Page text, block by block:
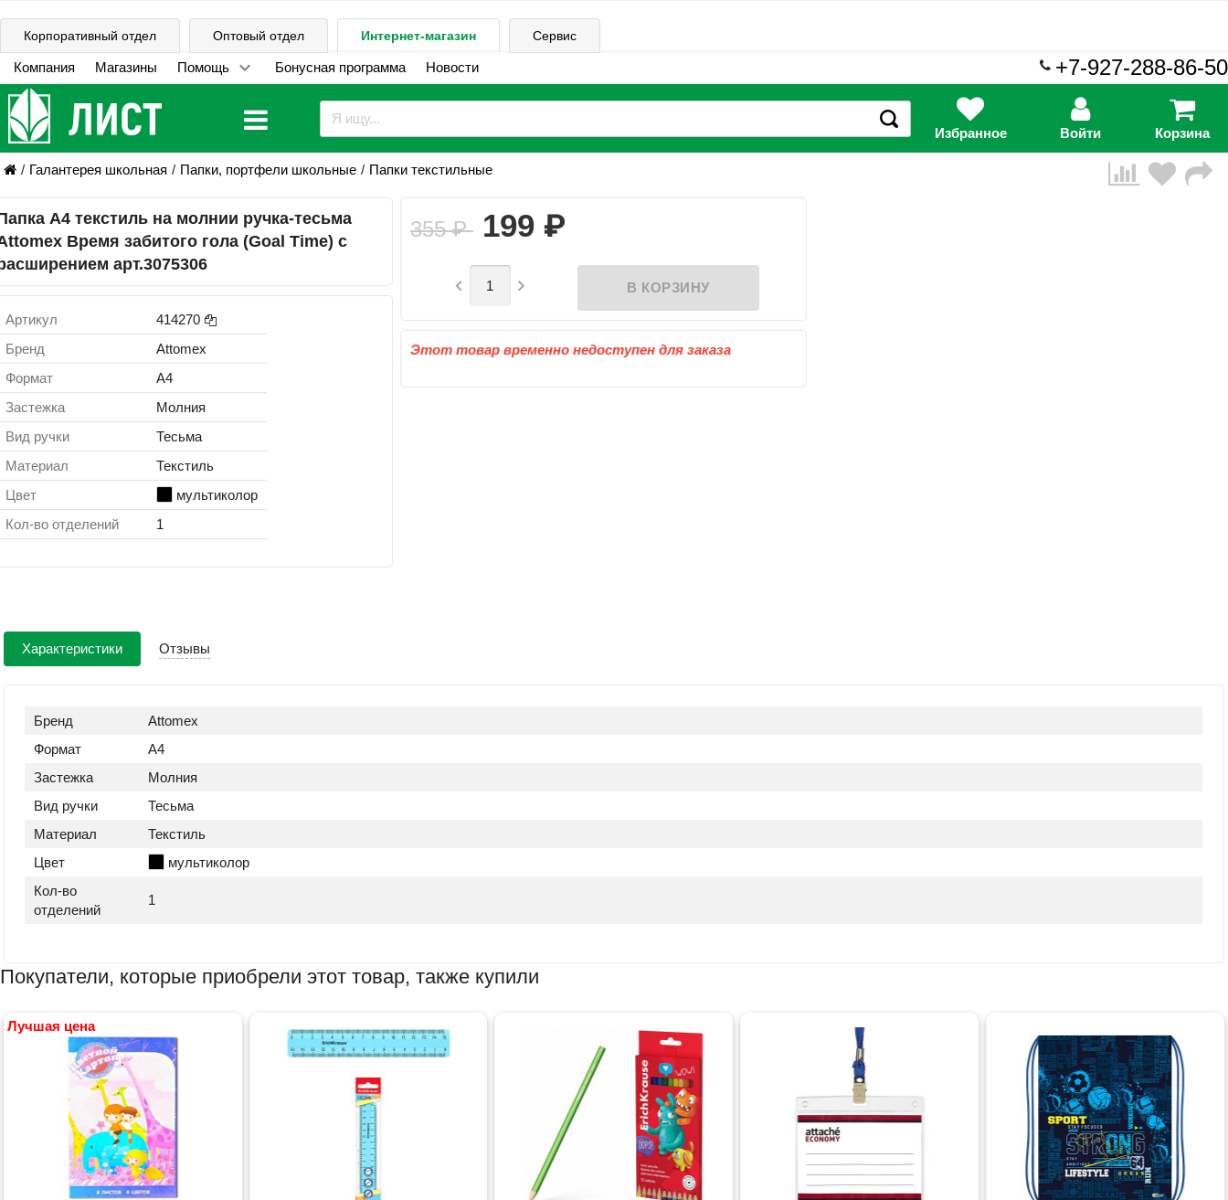
Корпоративный отдел Оптовый отдел Интернет-магазин Сервис
Компания Магазины Помощь Бонусная программа Новости +7-927-288-86-50
Избранное Войти Корзина
Галантерея школьная Папки, портфели школьные Папки текстильные
А4 текстиль на молнии ручка-тесьма
Время забитого гола (Goal Time) с
арт.3075306
Артикул
414270
Бренд
Attomex
Формат
A4
Застежка
Молния
Вид ручки
Тесьма
Материал
Текстиль
Цвет
мультиколор
Кол-во отделений
1
355₽ 199 ₽
 
Этот товар временно недоступен для заказа
Характеристики Отзывы
Бренд
Attomex
Формат
A4
Застежка
Молния
Вид ручки
Тесьма
Материал
Текстиль
Цвет
мультиколор
Кол-во
отделений
1
Покупатели, которые приобрели этот товар, также купили
Лучшая цена